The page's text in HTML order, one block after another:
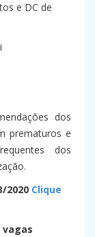
e DC de
dos
prematuros e
dos
2020 Clique
vagas